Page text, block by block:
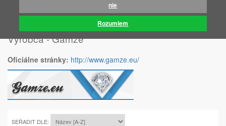
ÚVOD GAMZE
Výrobca - Gamze
Oficiálne stránky: http://www.gamze.eu/
SEŘADIT DLE:
nie
Rozumiem